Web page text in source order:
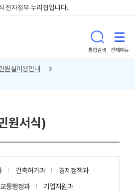
전자정부 누리집입니다.
통합검색 전체메뉴
원실이용안내
원서식)
건축허가과
경제정책과
교통행정과
기업지원과